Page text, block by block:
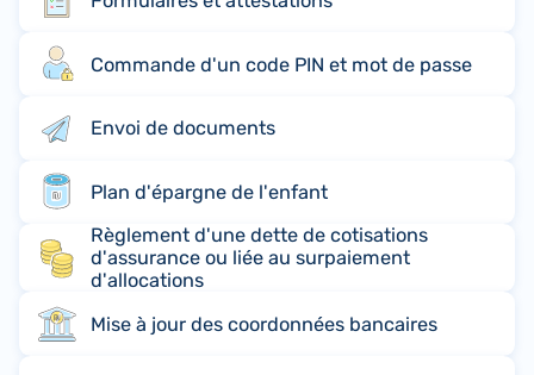
Commande d'un code PIN et mot de passe
Envoi de documents
Plan d'épargne de l'enfant
Règlement d'une dette de cotisations
d'assurance ou liée au surpaiement
d'allocations
Mise à jour des coordonnées bancaires